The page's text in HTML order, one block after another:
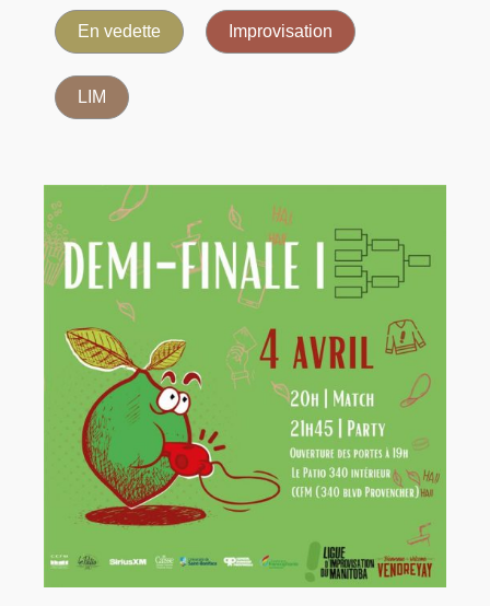
En vedette Improvisation
LIM